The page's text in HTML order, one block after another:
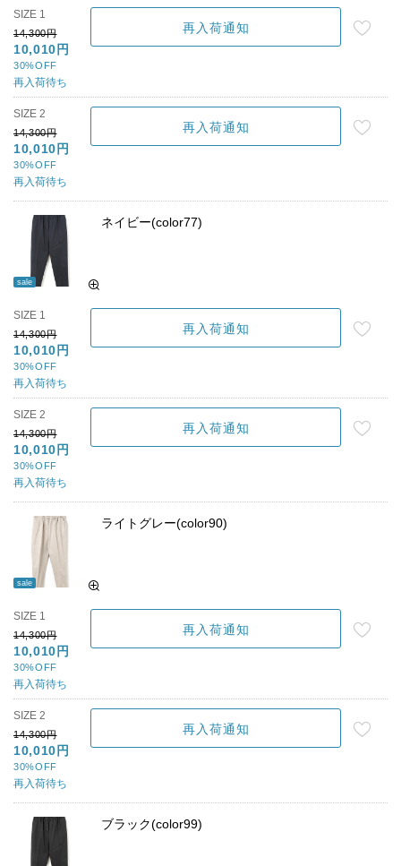
SIZE 1
14,300円
10,010円
30%OFF
再入荷待ち
再入荷通知
SIZE 2
14,300円
10,010円
30%OFF
再入荷待ち
再入荷通知
sale
ネイビー(color77)
SIZE 1
14,300円
10,010円
30%OFF
再入荷待ち
再入荷通知
SIZE 2
14,300円
10,010円
30%OFF
再入荷待ち
再入荷通知
sale
ライトグレー(color90)
SIZE 1
14,300円
10,010円
30%OFF
再入荷待ち
再入荷通知
SIZE 2
14,300円
10,010円
30%OFF
再入荷待ち
再入荷通知
ブラック(color99)